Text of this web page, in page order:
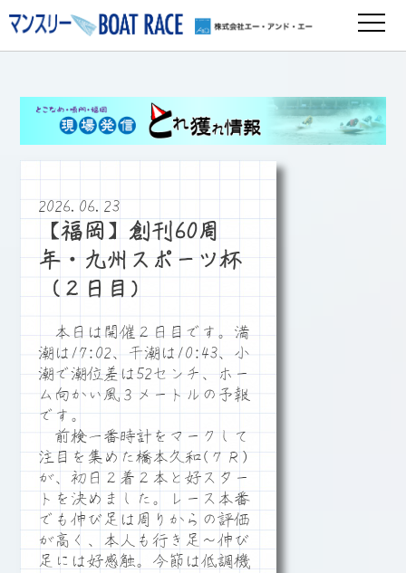
2026.06.23
【福岡】創刊60周
年・九州スポーツ杯
（２日目）
本日は開催２日目です。満
潮は17:02、干潮は10:43、小
潮で潮位差は52センチ、ホー
ム向かい風３メートルの予報
です。
前検一番時計をマークして
注目を集めた橋本久和(７Ｒ)
が、初日２着２本と好スター
トを決めました。レース本番
でも伸び足は周りからの評価
が高く、本人も行き足～伸び
足には好感触。今節は低調機